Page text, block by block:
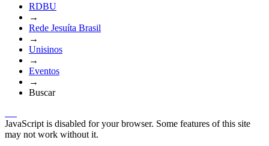
RDBU
→
Rede Jesuíta Brasil
→
Unisinos
→
Eventos
→
Buscar
JavaScript is disabled for your browser. Some features of this site
may not work without it.